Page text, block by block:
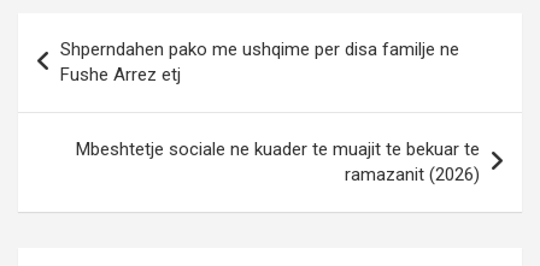
navigation
Shperndahen pako me ushqime per disa familje ne
Fushe Arrez etj
Mbeshtetje sociale ne kuader te muajit te bekuar te
ramazanit (2026)